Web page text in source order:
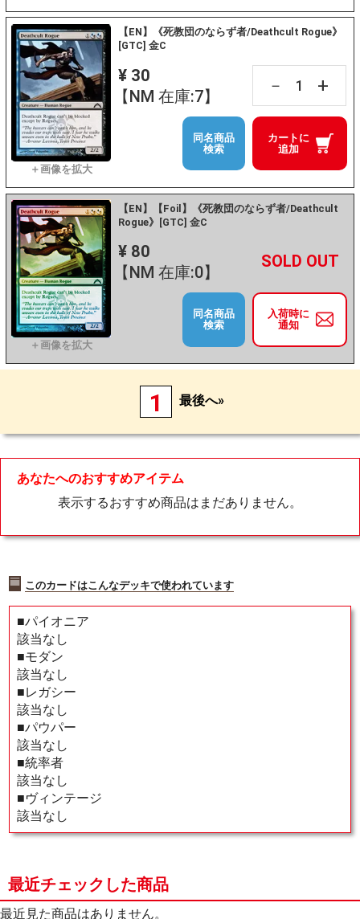
【EN】《死教団のならず者/Deathcult Rogue》
[GTC] 金C
¥ 30
【NM 在庫:7】
－ +
カートに
追加
同名商品
検索
【EN】【Foil】《死教団のならず者/Deathcult
Rogue》[GTC] 金C
¥ 80
【NM 在庫:0】
－ +
入荷時に
通知
同名商品
検索
1 最後へ»
あなたへのおすすめアイテム
表示するおすすめ商品はまだありません。
このカードはこんなデッキで使われています
■パイオニア
該当なし
■モダン
該当なし
■レガシー
該当なし
■パウパー
該当なし
■統率者
該当なし
■ヴィンテージ
該当なし
最近チェックした商品
最近見た商品はありません。